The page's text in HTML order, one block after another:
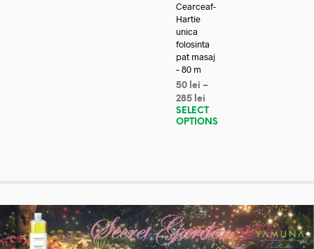
Cearceaf-
Hartie
unica
folosinta
pat masaj
– 80 m
50 lei –
285 lei
SELECT
OPTIONS